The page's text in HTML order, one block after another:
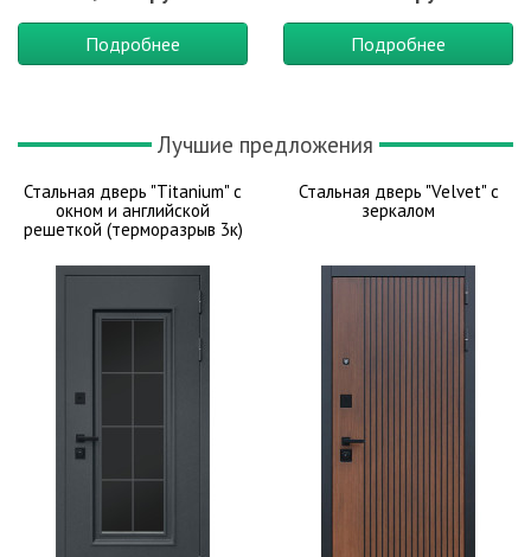
Подробнее Подробнее
Лучшие предложения
Стальная дверь "Titanium" с
окном и английской
решеткой (терморазрыв 3к)
Стальная дверь "Velvet" с
зеркалом